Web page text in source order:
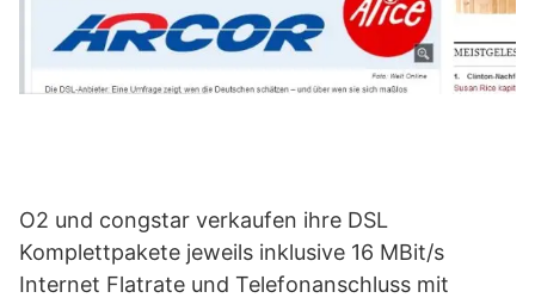
O2 und congstar verkaufen ihre DSL
Komplettpakete jeweils inklusive 16 MBit/s
Internet Flatrate und Telefonanschluss mit